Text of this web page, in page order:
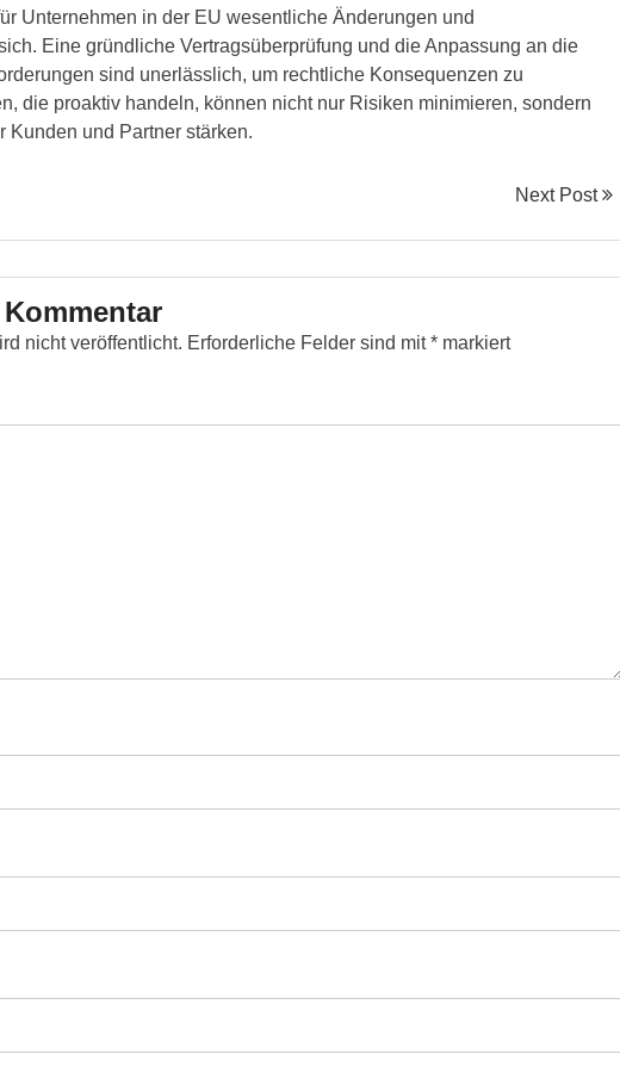
Unternehmen in der EU wesentliche Änderungen und
Eine gründliche Vertragsüberprüfung und die Anpassung an die
sind unerlässlich, um rechtliche Konsequenzen zu
die proaktiv handeln, können nicht nur Risiken minimieren, sondern
Kunden und Partner stärken.
Next Post
nicht veröffentlicht. Erforderliche Felder sind mit* markiert